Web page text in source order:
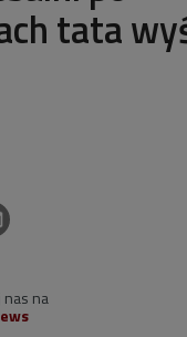
tata
na